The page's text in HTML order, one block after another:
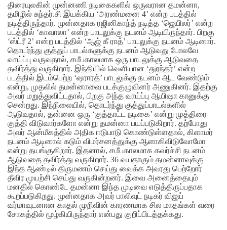
திரையுலகின் முன்னணி நடிகைகளில் ஒருவரான தமன்னா,
தமிழில் சுந்தர்.சி இயக்கிய ‘அரண்மனை 4’ என்ற படத்தில்
நடித்திருந்தார். முன்னதாக ரஜினிகாந்த் நடித்த ‘ஜெயிலர்’ என்ற
படத்தில் ‘காவாலா’ என்ற பாடலுக்கு நடனம் ஆடியிருந்தார். பிறகு
‘ஸ்ட்ரீ 2’ என்ற படத்தில் ‘ஆஜ் கீ ராத்’ பாடலுக்கு நடனம் ஆடினார்.
தொடர்ந்து குத்துப் பாடல்களுக்கு நடனம் ஆடுவது போலவே
வாய்ப்பு வருவதால், சமீபகாலமாக ஒரு பாடலுக்கு ஆடுவதை
தவிர்த்து வருகிறார். இந்தியில் வெளியான ‘துரந்தர்’ என்ற
படத்தில் இடம்பெற்ற ‘ஷராரத்’ பாடலுக்கு நடனம் ஆட வேண்டும்
என்று, முதலில் தமன்னாவை படக்குழுவினர் அணுகினர். இதற்கு
அவர் மறுத்துவிட்டதால், பிறகு அந்த வாய்ப்பு ஆயிஷா கானுக்கு
சென்றது. இந்நிலையில், தொடர்ந்து குத்துப்பாடல்களில்
ஆடுவதால், தன்னை ஒரு ‘குத்தாட்ட நடிகை’ என்று முத்திரை
குத்தி விடுவார்களோ என்று தமன்னா பயப்படுகிறார். தற்போது
அவர் ஆன்மீகத்தில் அதிக ஈடுபாடு கொண்டுள்ளதால், கிளாமர்
நடனம் ஆடினால் கடும் விமர்சனத்துக்கு ஆளாகிவிடுவோமோ
என்று தயங்குகிறார். இதனால், சமீபகாலமாக கவர்ச்சி நடனம்
ஆடுவதை தவிர்த்து வருகிறார். 36 வயதாகும் தமன்னாவுக்கு
இந்த ஆண்டில் திருமணம் செய்து வைக்க அவரது பெற்றோர்
தீவிர முயற்சி செய்து வருகின்றனர். இவை அனைத்தையும்
மனதில் கொண்டே தமன்னா இந்த முடிவை எடுத்திருப்பதாக
கூறப்படுகிறது. முன்னதாக அவர் பாலிவுட் நடிகர் விஜய்
வர்மாவுடனான காதல் முறிவின் காரணமாக சில மாதங்கள் வரை
சோகத்தில் மூழ்கியிருந்தார் என்பது குறிப்பிடத்தக்கது.